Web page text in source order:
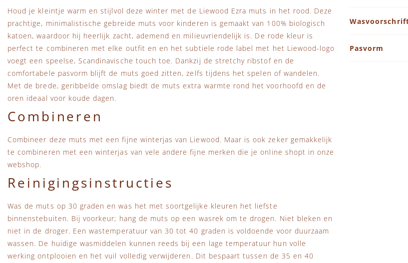
Houd je kleintje warm en stijlvol deze winter met de Liewood Ezra muts in het rood. Deze
prachtige, minimalistische gebreide muts voor kinderen is gemaakt van 100% biologisch
katoen, waardoor hij heerlijk zacht, ademend en milieuvriendelijk is. De rode kleur is
perfect te combineren met elke outfit en en het subtiele rode label met het Liewood-logo
voegt een speelse, Scandinavische touch toe. Dankzij de stretchy ribstof en de
comfortabele pasvorm blijft de muts goed zitten, zelfs tijdens het spelen of wandelen.
Met de brede, geribbelde omslag biedt de muts extra warmte rond het voorhoofd en de
oren ideaal voor koude dagen.
Combineren
Combineer deze muts met een fijne winterjas van Liewood. Maar is ook zeker gemakkelijk
te combineren met een winterjas van vele andere fijne merken die je online shopt in onze
webshop.
Reinigingsinstructies
Was de muts op 30 graden en was het met soortgelijke kleuren het liefste
binnenstebuiten. Bij voorkeur; hang de muts op een wasrek om te drogen. Niet bleken en
niet in de droger. Een wastemperatuur van 30 tot 40 graden is voldoende voor duurzaam
wassen. De huidige wasmiddelen kunnen reeds bij een lage temperatuur hun volle
werking ontplooien en het vuil volledig verwijderen. Dit bespaart tussen de 35 en 40
Pasvorm